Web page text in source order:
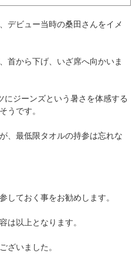
デビュー当時の桑田さんをイメ
首から下げ、いざ席へ向かいま
ジーンズという暑さを体感する
うです。
、最低限タオルの持参は忘れな
しておく事をお勧めします。
は以上となります。
ざいました。